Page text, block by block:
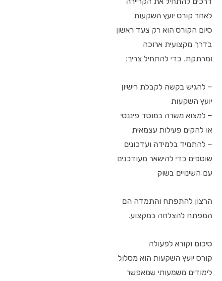
לאחר קורס יועץ השקעות
סיום הקורס הוא רק צעד ראשון
בדרך מקצועית ארוכה
ומרתקת. כדי להתחיל צריך:
– להגיש בקשה לקבלת רישיון
יועץ השקעות
– למצוא משרה במוסד פיננסי
או להקים פעילות עצמאית
– להתמיד בלמידה ועדכונים
שוטפים כדי להישאר מעודכנים
עם השינויים בשוק
הרצון להתפתח והתמדה הם
המפתח להצלחה במקצוע.
סיכום וקורא לפעולה
קורס יועץ השקעות הוא מסלול
לימודים משמעותי שמאפשר